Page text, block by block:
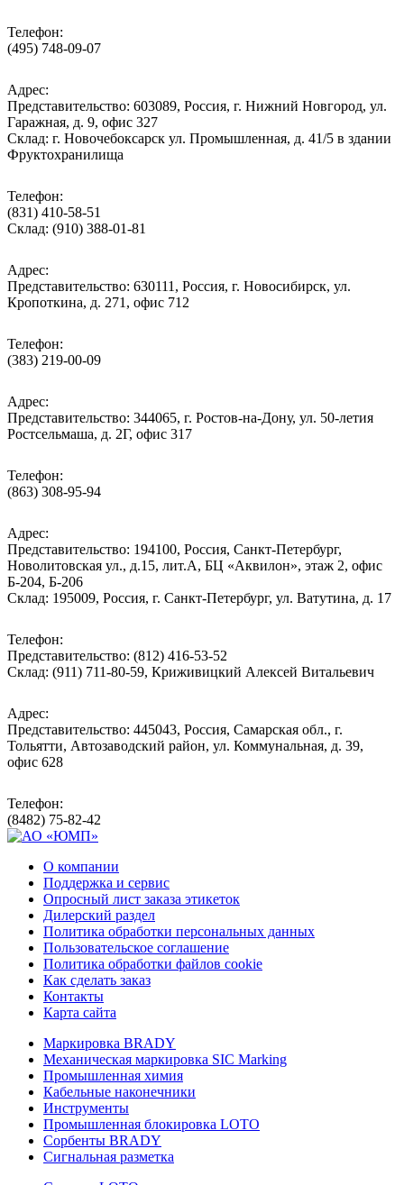
Телефон:
(495) 748-09-07
Адрес:
Представительство: 603089, Россия, г. Нижний Новгород, ул.
Гаражная, д. 9, офис 327
Склад: г. Новочебоксарск ул. Промышленная, д. 41/5 в здании
Фруктохранилища
Телефон:
(831) 410-58-51
Склад: (910) 388-01-81
Адрес:
Представительство: 630111, Россия, г. Новосибирск, ул.
Кропоткина, д. 271, офис 712
Телефон:
(383) 219-00-09
Адрес:
Представительство: 344065, г. Ростов-на-Дону, ул. 50-летия
Ростсельмаша, д. 2Г, офис 317
Телефон:
(863) 308-95-94
Адрес:
Представительство: 194100, Россия, Санкт-Петербург,
Новолитовская ул., д.15, лит.А, БЦ «Аквилон», этаж 2, офис
Б-204, Б-206
Склад: 195009, Россия, г. Санкт-Петербург, ул. Ватутина, д. 17
Телефон:
Представительство: (812) 416-53-52
Склад: (911) 711-80-59, Криживицкий Алексей Витальевич
Адрес:
Представительство: 445043, Россия, Самарская обл., г.
Тольятти, Автозаводский район, ул. Коммунальная, д. 39,
офис 628
Телефон:
(8482) 75-82-42
О компании
Поддержка и сервис
Опросный лист заказа этикеток
Дилерский раздел
Политика обработки персональных данных
Пользовательское соглашение
Политика обработки файлов cookie
Как сделать заказ
Контакты
Карта сайта
Маркировка BRADY
Механическая маркировка SIC Marking
Промышленная химия
Кабельные наконечники
Инструменты
Промышленная блокировка LOTO
Сорбенты BRADY
Сигнальная разметка